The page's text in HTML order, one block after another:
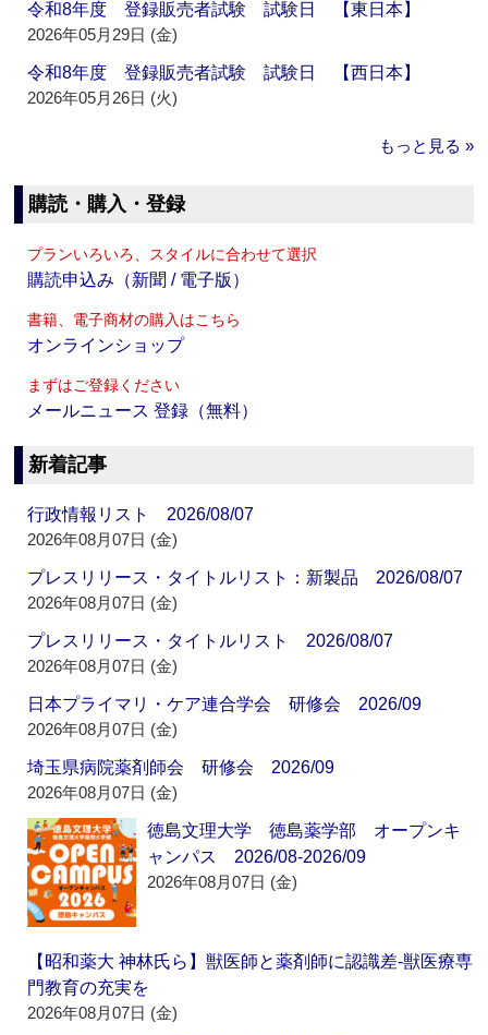
令和8年度 登録販売者試験 試験日 【東日本】
2026年05月29日 (金)
令和8年度 登録販売者試験 試験日 【西日本】
2026年05月26日 (火)
もっと見る »
購読・購入・登録
プランいろいろ、スタイルに合わせて選択
購読申込み（新聞 / 電子版）
書籍、電子商材の購入はこちら
オンラインショップ
まずはご登録ください
メールニュース 登録（無料）
新着記事
行政情報リスト 2026/08/07
2026年08月07日 (金)
プレスリリース・タイトルリスト：新製品 2026/08/07
2026年08月07日 (金)
プレスリリース・タイトルリスト 2026/08/07
2026年08月07日 (金)
日本プライマリ・ケア連合学会 研修会 2026/09
2026年08月07日 (金)
埼玉県病院薬剤師会 研修会 2026/09
2026年08月07日 (金)
徳島文理大学 徳島薬学部 オープンキ
ャンパス 2026/08-2026/09
2026年08月07日 (金)
【昭和薬大 神林氏ら】獣医師と薬剤師に認識差‐獣医療専
門教育の充実を
2026年08月07日 (金)